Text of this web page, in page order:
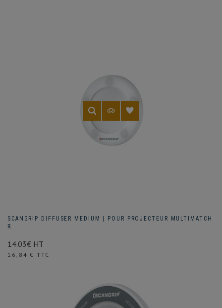
SCANGRIP DIFFUSER MEDIUM | POUR PROJECTEUR MULTIMATCH
R
14.03€ HT
Prix
16,84 € TTC